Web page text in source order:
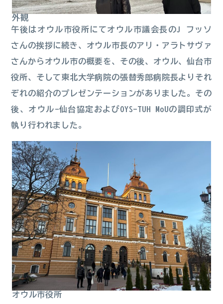
外観
午後はオウル市役所にてオウル市議会長のJ フッソ
さんの挨拶に続き、オウル市長のアリ・アラトサヴァ
さんからオウル市の概要を、その後、オウル、仙台市
役所、そして東北大学病院の張替秀郎病院長よりそれ
ぞれの紹介のプレゼンテーションがありました。その
後、オウル-仙台協定およびOYS-TUH MoUの調印式が
執り行われました。
オウル市役所